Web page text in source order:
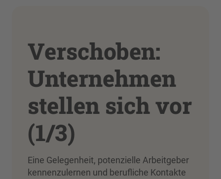
Verschoben:
Unternehmen
stellen sich vor
(1/3)
Eine Gelegenheit, potenzielle Arbeitgeber
kennenzulernen und berufliche Kontakte